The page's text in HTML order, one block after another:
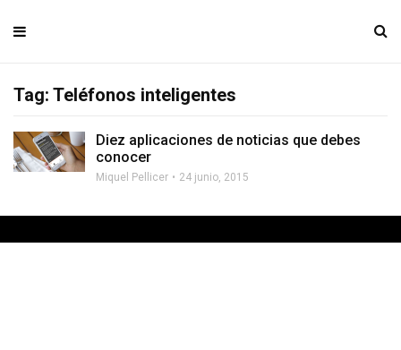
Tag: Teléfonos inteligentes
Diez aplicaciones de noticias que debes
conocer
Miquel Pellicer 24 junio, 2015